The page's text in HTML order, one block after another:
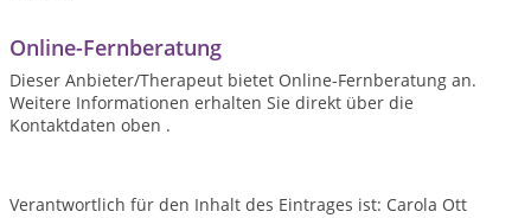
Online-Fernberatung
Dieser Anbieter/Therapeut bietet Online-Fernberatung an.
Weitere Informationen erhalten Sie direkt über die
Kontaktdaten oben .
Verantwortlich für den Inhalt des Eintrages ist: Carola Ott